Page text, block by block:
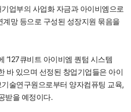
업부의 사업화 자금과 아이비엠으로
계망 등으로 구성된 성장지원 묶음을
‘127큐비트 아이비엠 퀀텀 시스템
바 있으며 선정된 창업기업들은 아이
술연구원으로부터 양자컴퓨팅 교육,
받을 예정이다.